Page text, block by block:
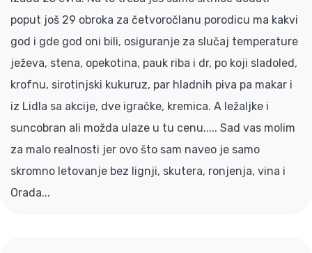
poput još 29 obroka za četvoročlanu porodicu ma kakvi
god i gde god oni bili, osiguranje za slučaj temperature
ježeva, stena, opekotina, pauk riba i dr, po koji sladoled,
krofnu, sirotinjski kukuruz, par hladnih piva pa makar i
iz Lidla sa akcije, dve igračke, kremica. A ležaljke i
suncobran ali možda ulaze u tu cenu..... Sad vas molim
za malo realnosti jer ovo što sam naveo je samo
skromno letovanje bez lignji, skutera, ronjenja, vina i
Orada...